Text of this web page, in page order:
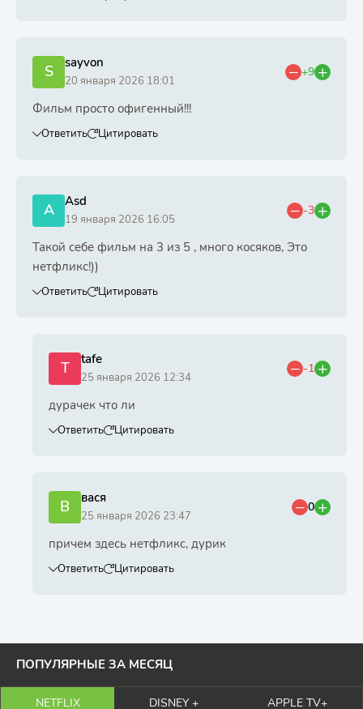
S sayvon
20 января 2026 18:01
+9
Фильм просто офигенный!!!
Ответить Цитировать
A Asd
19 января 2026 16:05
-3
Такой себе фильм на 3 из 5 , много косяков, Это
нетфликс!))
Ответить Цитировать
T tafe
25 января 2026 12:34
-1
дурачек что ли
Ответить Цитировать
В вася
25 января 2026 23:47
0
причем здесь нетфликс, дурик
Ответить Цитировать
ПОПУЛЯРНЫЕ ЗА МЕСЯЦ
NETFLIX DISNEY + APPLE TV+